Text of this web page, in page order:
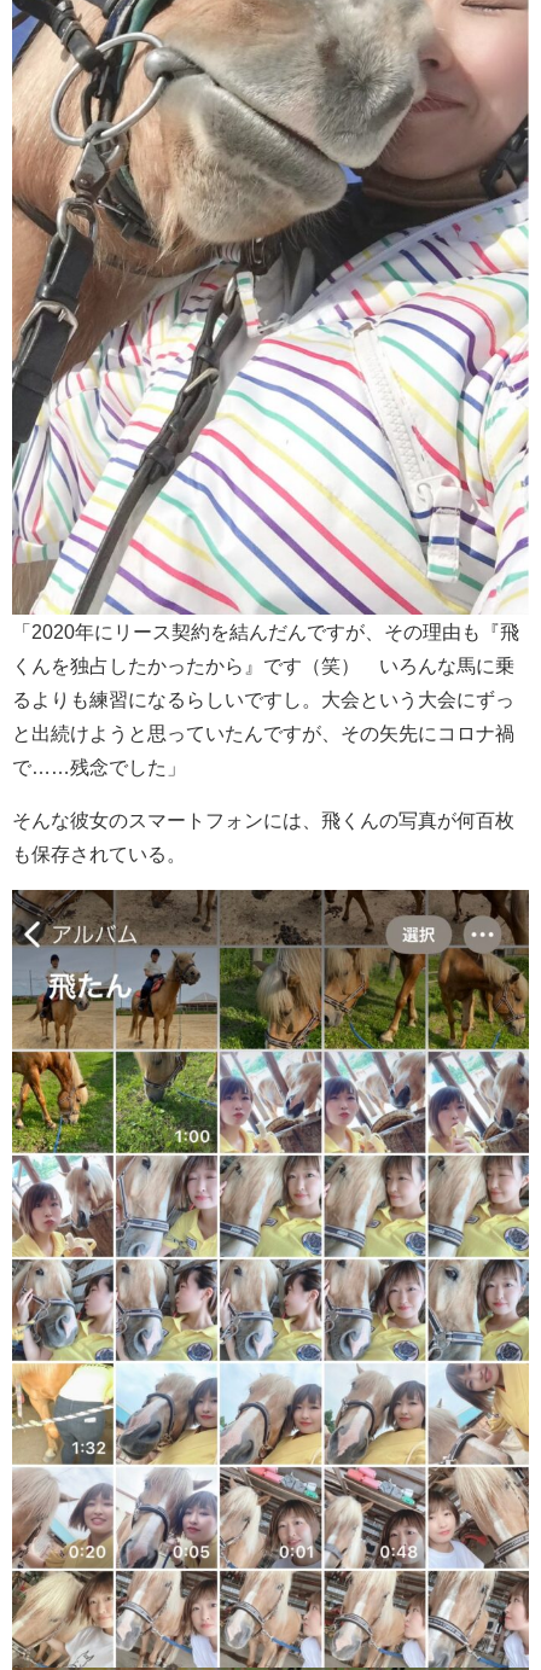
「2020年にリース契約を結んだんですが、その理由も『飛
くんを独占したかったから』です（笑） いろんな馬に乗
るよりも練習になるらしいですし。大会という大会にずっ
と出続けようと思っていたんですが、その矢先にコロナ禍
で……残念でした」
そんな彼女のスマートフォンには、飛くんの写真が何百枚
も保存されている。